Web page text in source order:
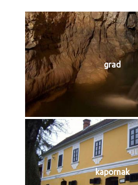
grad
kapornak